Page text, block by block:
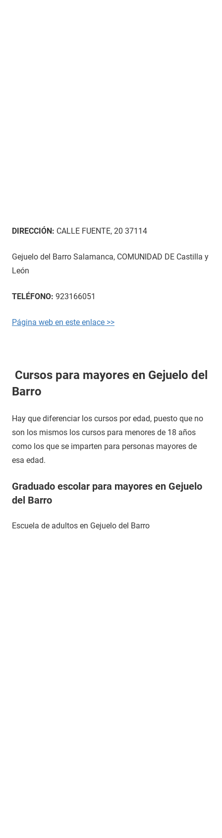
DIRECCIÓN: CALLE FUENTE, 20 37114
Gejuelo del Barro Salamanca, COMUNIDAD DE Castilla y
León
TELÉFONO: 923166051
Página web en este enlace >>
Cursos para mayores en Gejuelo del
Barro
Hay que diferenciar los cursos por edad, puesto que no
son los mismos los cursos para menores de 18 años
como los que se imparten para personas mayores de
esa edad.
Graduado escolar para mayores en Gejuelo
del Barro
Escuela de adultos en Gejuelo del Barro